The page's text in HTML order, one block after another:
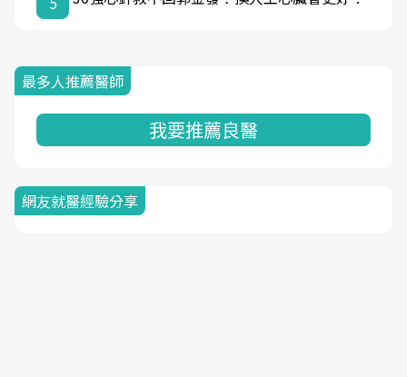
最多人推薦醫師
我要推薦良醫
網友就醫經驗分享